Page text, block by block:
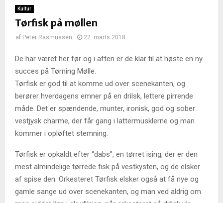
Kultur
Tørfisk på møllen
af Peter Rasmussen 22. marts 2018
De har været her før og i aften er de klar til at høste en ny
succes på Tørning Mølle.
Tørfisk er god til at komme ud over scenekanten, og
berører hverdagens emner på en drilsk, lettere pirrende
måde. Det er spændende, munter, ironisk, god og sober
vestjysk charme, der får gang i lattermusklerne og man
kommer i opløftet stemning.
Tørfisk er opkaldt efter “dabs”, en tørret ising, der er den
mest almindelige tørrede fisk på vestkysten, og de elsker
af spise den. Orkesteret Tørfisk elsker også at få nye og
gamle sange ud over scenekanten, og man ved aldrig om